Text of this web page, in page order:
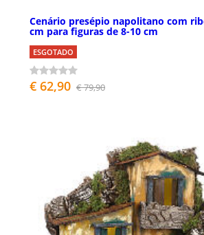
Cenário presépio napolitano com
cm para figuras de 8-10 cm
ESGOTADO
€ 62,90 € 79,90